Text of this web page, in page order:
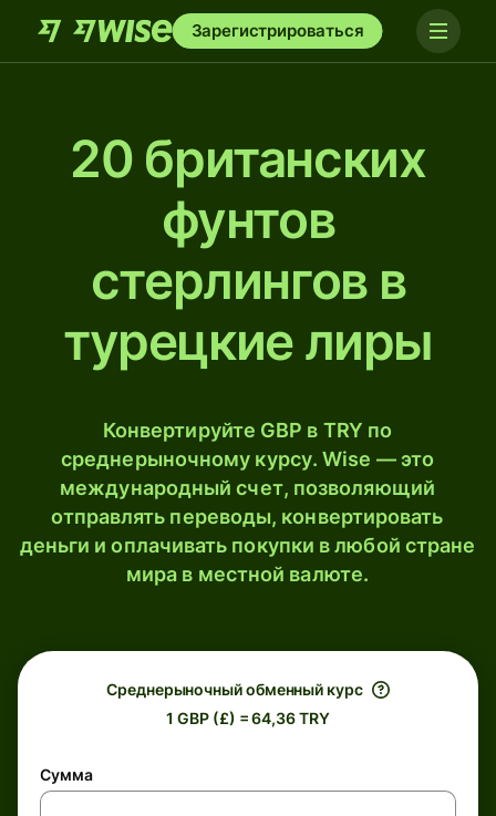
Зарегистрироваться
20 британских
фунтов
стерлингов в
турецкие лиры
Конвертируйте GBP в TRY по
среднерыночному курсу. Wise — это
международный счет, позволяющий
отправлять переводы, конвертировать
деньги и оплачивать покупки в любой стране
мира в местной валюте.
Среднерыночный обменный курс
1 GBP (£) = 64,36 TRY
Сумма